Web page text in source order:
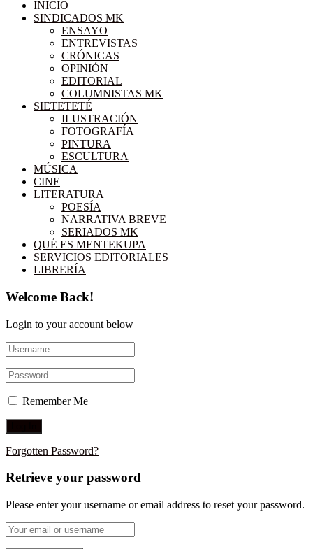
INICIO
SINDICADOS MK
ENSAYO
ENTREVISTAS
CRÓNICAS
OPINIÓN
EDITORIAL
COLUMNISTAS MK
SIETETETÉ
ILUSTRACIÓN
FOTOGRAFÍA
PINTURA
ESCULTURA
MÚSICA
CINE
LITERATURA
POESÍA
NARRATIVA BREVE
SERIADOS MK
QUÉ ES MENTEKUPA
SERVICIOS EDITORIALES
LIBRERÍA
Welcome Back!
Login to your account below
Remember Me
Forgotten Password?
Retrieve your password
Please enter your username or email address to reset your password.